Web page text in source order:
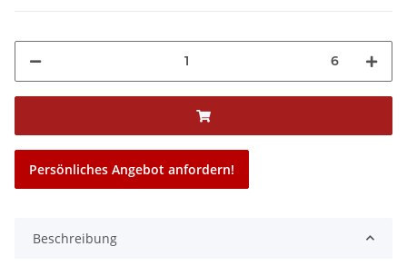
6
Persönliches Angebot anfordern!
Beschreibung